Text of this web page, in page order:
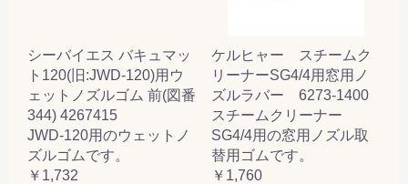
シーバイエス バキュマッ
ト120(旧:JWD-120)用ウ
ェットノズルゴム 前(図番
344) 4267415
JWD-120用のウェットノ
ズルゴムです。
￥1,732
ケルヒャー スチームク
リーナーSG4/4用窓用ノ
ズルラバー 6273-1400
スチームクリーナー
SG4/4用の窓用ノズル取
替用ゴムです。
￥1,760